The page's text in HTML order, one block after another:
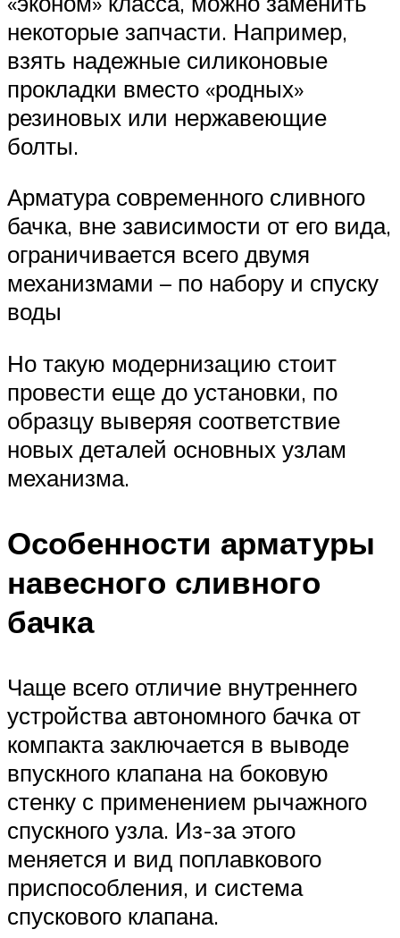
некоторые запчасти. Например,
взять надежные силиконовые
прокладки вместо «родных»
резиновых или нержавеющие
болты.
Арматура современного сливного
бачка, вне зависимости от его вида,
ограничивается всего двумя
механизмами – по набору и спуску
воды
Но такую модернизацию стоит
провести еще до установки, по
образцу выверяя соответствие
новых деталей основных узлам
механизма.
Особенности арматуры
навесного сливного
бачка
Чаще всего отличие внутреннего
устройства автономного бачка от
компакта заключается в выводе
впускного клапана на боковую
стенку с применением рычажного
спускного узла. Из-за этого
меняется и вид поплавкового
приспособления, и система
спускового клапана.